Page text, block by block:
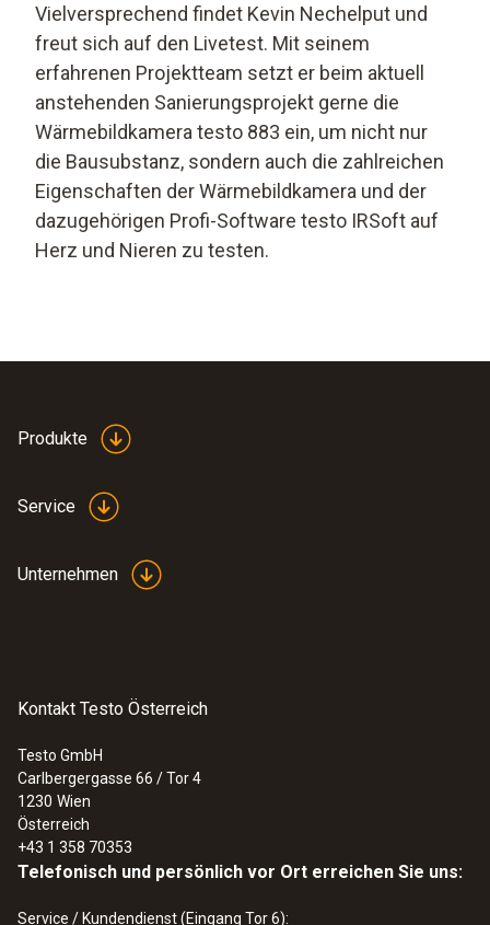
Vielversprechend findet Kevin Nechelput und
freut sich auf den Livetest. Mit seinem
erfahrenen Projektteam setzt er beim aktuell
anstehenden Sanierungsprojekt gerne die
Wärmebildkamera testo 883 ein, um nicht nur
die Bausubstanz, sondern auch die zahlreichen
Eigenschaften der Wärmebildkamera und der
dazugehörigen Profi-Software testo IRSoft auf
Herz und Nieren zu testen.
Produkte
Service
Unternehmen
Kontakt Testo Österreich
Testo GmbH
Carlbergergasse 66 / Tor 4
1230 Wien
Österreich
+43 1 358 70353
Telefonisch und persönlich vor Ort erreichen Sie uns:
Service / Kundendienst (Eingang Tor 6):